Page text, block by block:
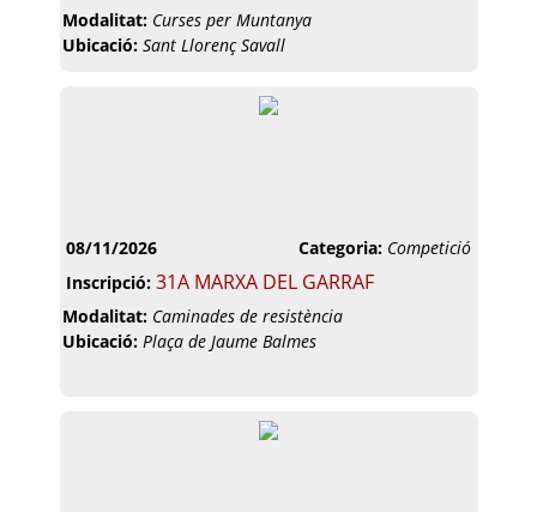
Modalitat: Curses per Muntanya
Ubicació: Sant Llorenç Savall
08/11/2026 Categoria: Competició
Inscripció: 31A MARXA DEL GARRAF
Modalitat: Caminades de resistència
Ubicació: Plaça de Jaume Balmes